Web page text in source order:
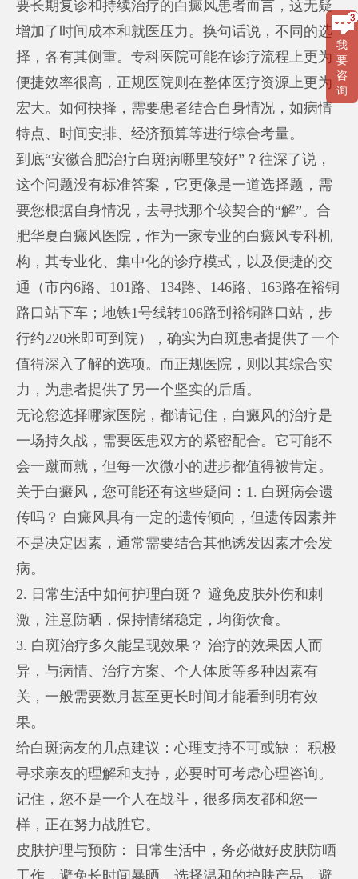
要长期复诊和持续治疗的白癜风患者而言，这无疑
增加了时间成本和就医压力。换句话说，不同的选
择，各有其侧重。专科医院可能在诊疗流程上更为
便捷效率很高，正规医院则在整体医疗资源上更为
宏大。如何抉择，需要患者结合自身情况，如病情
特点、时间安排、经济预算等进行综合考量。
到底“安徽合肥治疗白斑病哪里较好”？往深了说，
这个问题没有标准答案，它更像是一道选择题，需
要您根据自身情况，去寻找那个较契合的“解”。合
肥华夏白癜风医院，作为一家专业的白癜风专科机
构，其专业化、集中化的诊疗模式，以及便捷的交
通（市内6路、101路、134路、146路、163路在裕铜
路口站下车；地铁1号线转106路到裕铜路口站，步
行约220米即可到院），确实为白斑患者提供了一个
值得深入了解的选项。而正规医院，则以其综合实
力，为患者提供了另一个坚实的后盾。
无论您选择哪家医院，都请记住，白癜风的治疗是
一场持久战，需要医患双方的紧密配合。它可能不
会一蹴而就，但每一次微小的进步都值得被肯定。
关于白癜风，您可能还有这些疑问：1. 白斑病会遗
传吗？ 白癜风具有一定的遗传倾向，但遗传因素并
不是决定因素，通常需要结合其他诱发因素才会发
病。
2. 日常生活中如何护理白斑？ 避免皮肤外伤和刺
激，注意防晒，保持情绪稳定，均衡饮食。
3. 白斑治疗多久能呈现效果？ 治疗的效果因人而
异，与病情、治疗方案、个人体质等多种因素有
关，一般需要数月甚至更长时间才能看到明有效
果。
给白斑病友的几点建议：心理支持不可或缺： 积极
寻求亲友的理解和支持，必要时可考虑心理咨询。
记住，您不是一个人在战斗，很多病友都和您一
样，正在努力战胜它。
皮肤护理与预防： 日常生活中，务必做好皮肤防晒
工作，避免长时间暴晒。选择温和的护肤产品，避
我
要
咨
询